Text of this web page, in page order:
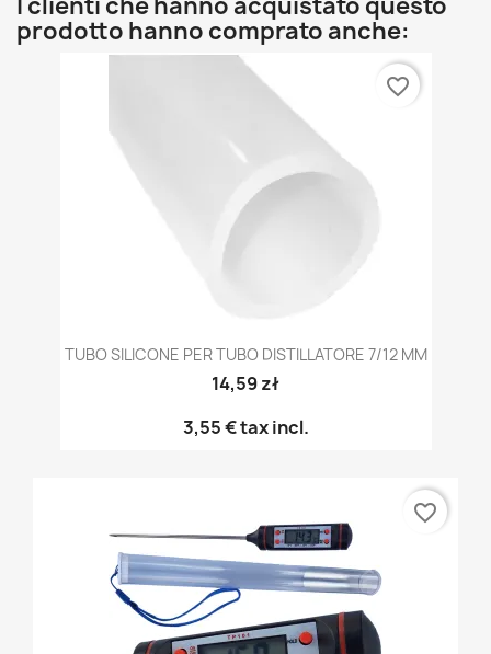
prodotto hanno comprato anche:
TUBO SILICONE PER TUBO DISTILLATORE 7/12 MM
14,59 zł
3,55 €tax incl.
favorite_border
favorite_border